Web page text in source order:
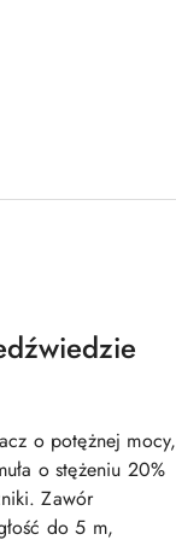
o potężnej mocy,
o stężeniu 20%
Zawór
do 5 m,